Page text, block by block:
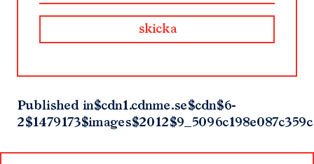
Published in$cdn1.cdnme.se$cdn$6-